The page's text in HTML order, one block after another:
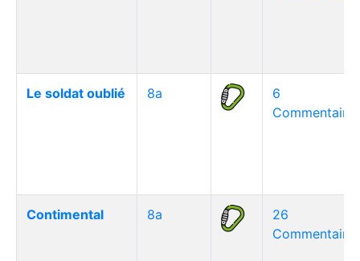
Le soldat oublié 8a
6
Contimental 8a
26